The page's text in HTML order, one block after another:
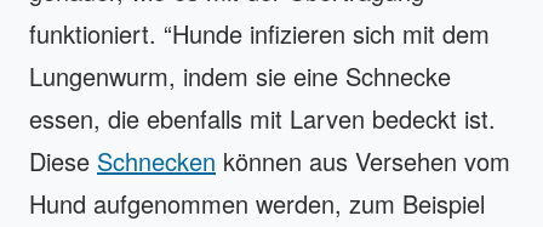
funktioniert. “Hunde infizieren sich mit dem
Lungenwurm, indem sie eine Schnecke
essen, die ebenfalls mit Larven bedeckt ist.
Diese Schnecken können aus Versehen vom
Hund aufgenommen werden, zum Beispiel